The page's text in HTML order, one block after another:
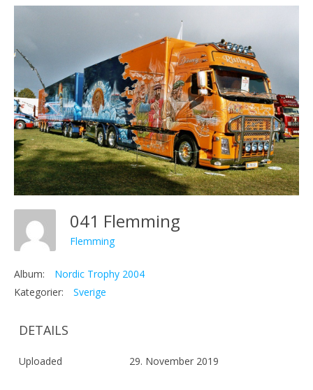
041 Flemming
Flemming
Album:
Nordic Trophy 2004
Kategorier:
Sverige
DETAILS
Uploaded 29. November 2019